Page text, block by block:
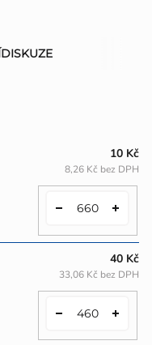
DISKUZE
10 Kč
8,26 Kč bez DPH
40 Kč
33,06 Kč bez DPH